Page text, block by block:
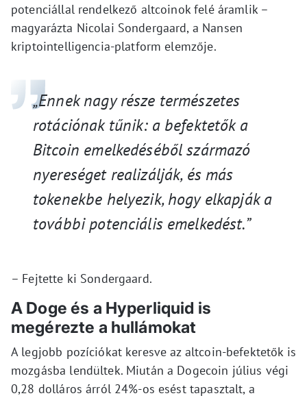
potenciállal rendelkező altcoinok felé áramlik –
magyarázta Nicolai Sondergaard, a Nansen
kriptointelligencia-platform elemzője.
„Ennek nagy része természetes
rotációnak tűnik: a befektetők a
Bitcoin emelkedéséből származó
nyereséget realizálják, és más
tokenekbe helyezik, hogy elkapják a
további potenciális emelkedést.”
– Fejtette ki Sondergaard.
A Doge és a Hyperliquid is
megérezte a hullámokat
A legjobb pozíciókat keresve az altcoin-befektetők is
mozgásba lendültek. Miután a Dogecoin július végi
0,28 dolláros árról 24%-os esést tapasztalt, a